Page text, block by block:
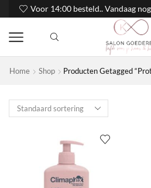
Voor 14:00 besteld.. Vandaag
Home Shop Producten Getagged